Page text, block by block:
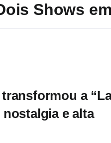
Shows
a
e alta